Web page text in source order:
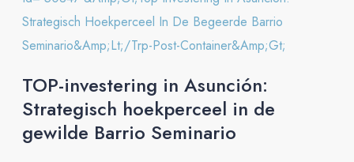
TOP-investering in Asunción:
Strategisch hoekperceel in de
gewilde Barrio Seminario